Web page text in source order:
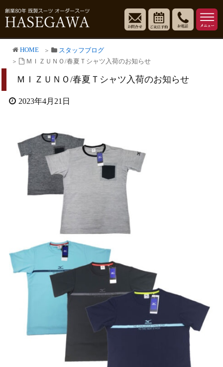
HOME
スタッフブログ
ＭＩＺＵＮＯ/春夏Ｔシャツ入荷のお知らせ
ＭＩＺＵＮＯ/春夏Ｔシャツ入荷のお知らせ
2023年4月21日